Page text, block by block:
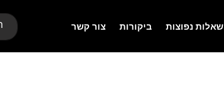
צור קשר ביקורות שאלות נפוצות